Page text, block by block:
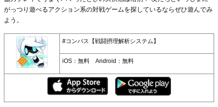
がっつり遊べるアクション系の対戦ゲームを探しているならぜひ遊んでみ
よう。
#コンパス【戦闘摂理解析システム】
iOS：無料 Android：無料